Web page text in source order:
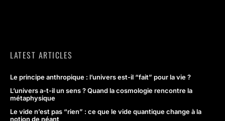
LATEST ARTICLES
Le principe anthropique : l’univers est-il “fait” pour la vie ?
L’univers a-t-il un sens ? Quand la cosmologie rencontre la
métaphysique
Le vide n’est pas “rien” : ce que le vide quantique change à la
notion de néant